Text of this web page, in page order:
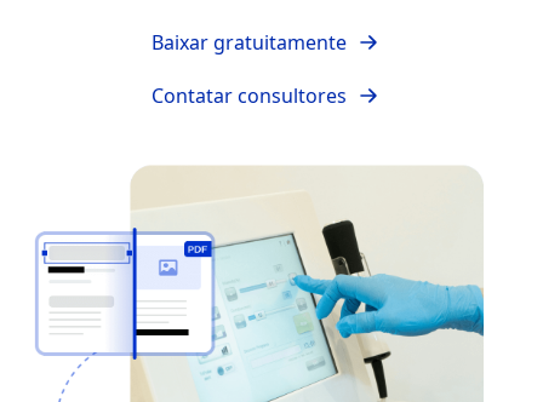
Baixar gratuitamente
Contatar consultores